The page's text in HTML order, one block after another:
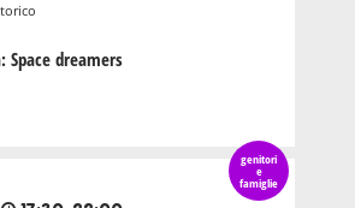
Space dreamers
genitori
e
famiglie